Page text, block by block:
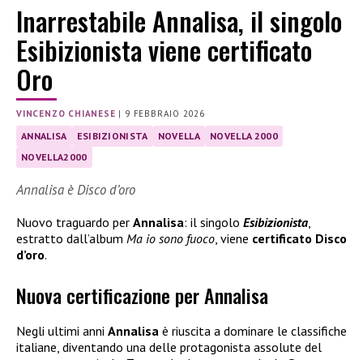
Inarrestabile Annalisa, il singolo
Esibizionista viene certificato
Oro
VINCENZO CHIANESE | 9 FEBBRAIO 2026
ANNALISA ESIBIZIONISTA NOVELLA
NOVELLA 2000
NOVELLA2000
Annalisa è Disco d’oro
Nuovo traguardo per Annalisa: il singolo Esibizionista
estratto dall’album Ma io sono fuoco , viene certificato Disco
d’oro.
Nuova certificazione per Annalisa
Negli ultimi anni Annalisa è riuscita a dominare le classifiche
italiane, diventando una delle protagonista assolute del